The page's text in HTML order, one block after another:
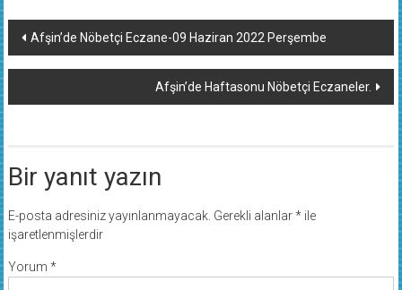
Yazı
dolaşımı
Afşin’de Nöbetçi Eczane-09 Haziran 2022 Perşembe
Afşin’de Haftasonu Nöbetçi Eczaneler.
Bir yanıt yazın
E-posta adresiniz yayınlanmayacak. Gerekli alanlar*ile
işaretlenmişlerdir
Yorum *